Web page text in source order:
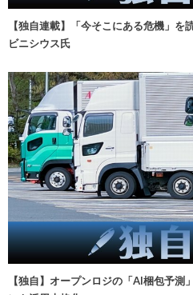
【独自連載】「今そこにある危機」
ビニシウス氏
【独自】オープンロジの「AI梱包予